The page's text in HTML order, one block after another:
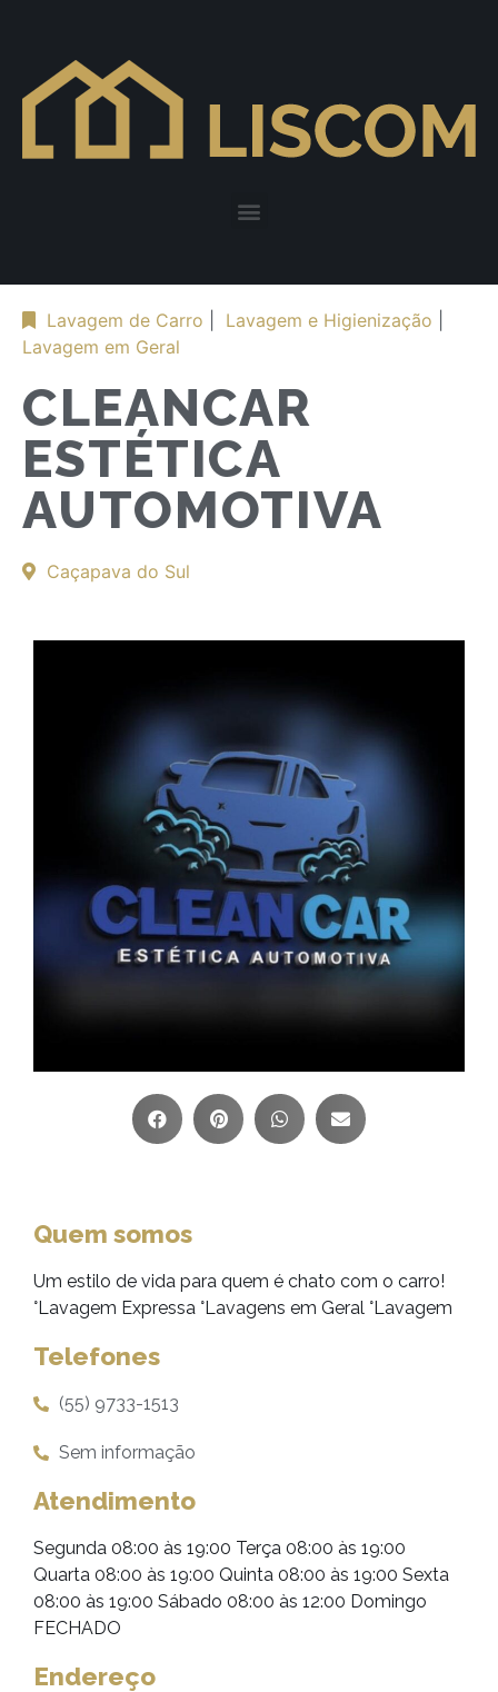
Lavagem de Carro Lavagem e Higienização
Lavagem em Geral
CLEANCAR
ESTÉTICA
AUTOMOTIVA
Caçapava do Sul
Quem somos
Um estilo de vida para quem é chato com o carro!
°Lavagem Expressa °Lavagens em Geral °Lavagem
Telefones
(55) 9733-1513
Sem informação
Atendimento
Segunda 08:00 às 19:00 Terça 08:00 às 19:00
Quarta 08:00 às 19:00 Quinta 08:00 às 19:00 Sexta
08:00 às 19:00 Sábado 08:00 às 12:00 Domingo
FECHADO
Endereço